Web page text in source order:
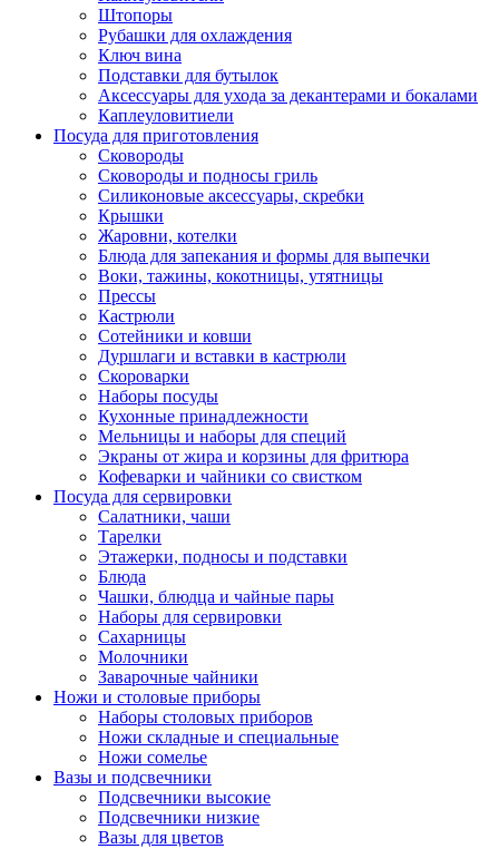
Штопоры
Рубашки для охлаждения
Ключ вина
Подставки для бутылок
Аксессуары для ухода за декантерами и бокалами
Каплеуловитиели
Посуда для приготовления
Сковороды
Сковороды и подносы гриль
Силиконовые аксессуары, скребки
Крышки
Жаровни, котелки
Блюда для запекания и формы для выпечки
Воки, тажины, кокотницы, утятницы
Прессы
Кастрюли
Сотейники и ковши
Дуршлаги и вставки в кастрюли
Скороварки
Наборы посуды
Кухонные принадлежности
Мельницы и наборы для специй
Экраны от жира и корзины для фритюра
Кофеварки и чайники со свистком
Посуда для сервировки
Салатники, чаши
Тарелки
Этажерки, подносы и подставки
Блюда
Чашки, блюдца и чайные пары
Наборы для сервировки
Сахарницы
Молочники
Заварочные чайники
Ножи и столовые приборы
Наборы столовых приборов
Ножи складные и специальные
Ножи сомелье
Вазы и подсвечники
Подсвечники высокие
Подсвечники низкие
Вазы для цветов